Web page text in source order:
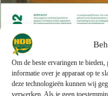
Om de beste ervaringen te
informatie over je apparaat op te
deze technologieën kunnen wij
verwerken. Als je geen